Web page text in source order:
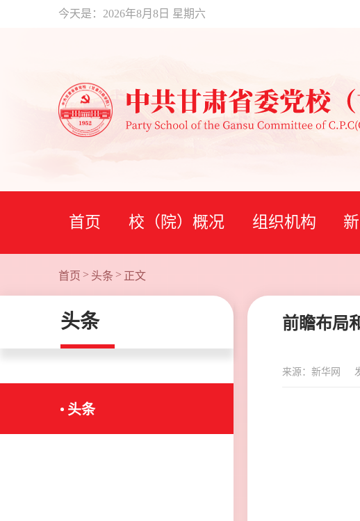
今天是： 2026年8月8日 星期六
首页 校（院）概况 组织机构
首页 > 头条 > 正文
头条
头条
前瞻布局
来源：新华网